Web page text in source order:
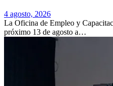
4 agosto, 2026
La Oficina de Empleo y
próximo 13 de agosto a…